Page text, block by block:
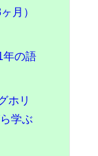
月）
年の語
ホリ
学ぶ